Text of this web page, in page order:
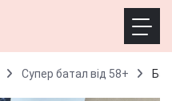
Супер батал від 58+